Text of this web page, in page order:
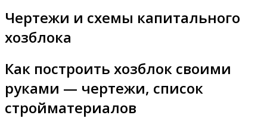
Чертежи и схемы капитального
хозблока
Как построить хозблок своими
руками — чертежи, список
стройматериалов